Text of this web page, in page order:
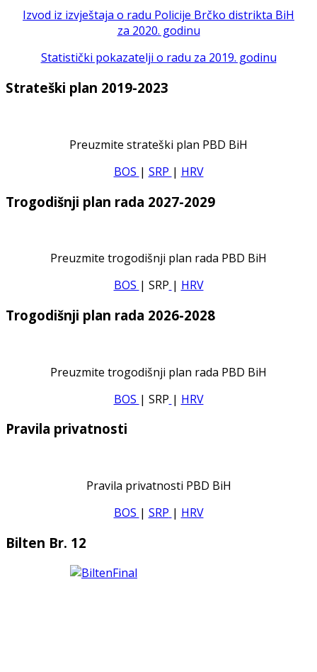
Izvod iz izvještaja o radu Policije Brčko distrikta BiH
za 2020. godinu
Statistički pokazatelji o radu za 2019. godinu
Strateški plan 2019-2023
Preuzmite strateški plan PBD BiH
BOS | SRP | HRV
Trogodišnji plan rada 2027-2029
Preuzmite trogodišnji plan rada PBD BiH
BOS | SRP | HRV
Trogodišnji plan rada 2026-2028
Preuzmite trogodišnji plan rada PBD BiH
BOS | SRP | HRV
Pravila privatnosti
Pravila privatnosti PBD BiH
BOS | SRP | HRV
Bilten Br. 12